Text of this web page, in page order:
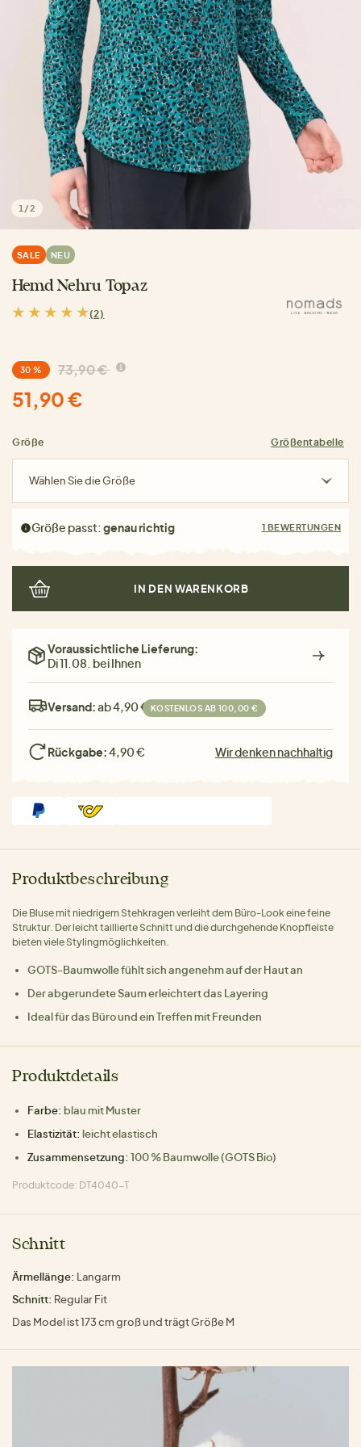
1 /2
SALE NEU
Hemd Nehru Topaz
(2)
30 % 73,90 €
51,90 €
Größe Größentabelle
Wählen Sie die Größe
Größe passt:genau richtig 1 BEWERTUNGEN
IN DEN WARENKORB
Voraussichtliche Lieferung:
Di 11.08. bei Ihnen
Versand:ab 4,90 € KOSTENLOS AB 100,00 €
Rückgabe:4,90 € Wir denken nachhaltig
Produktbeschreibung
Die Bluse mit niedrigem Stehkragen verleiht dem Büro-Look eine feine
Struktur. Der leicht taillierte Schnitt und die durchgehende Knopfleiste
bieten viele Stylingmöglichkeiten.
GOTS-Baumwolle fühlt sich angenehm auf der Haut an
Der abgerundete Saum erleichtert das Layering
Ideal für das Büro und ein Treffen mit Freunden
Produktdetails
Farbe: blau mit Muster
Elastizität: leicht elastisch
Zusammensetzung: 100 % Baumwolle (GOTS Bio)
Produktcode: DT4040-T
Schnitt
Ärmellänge: Langarm
Schnitt: Regular Fit
Das Model ist 173 cm groß und trägt Größe M